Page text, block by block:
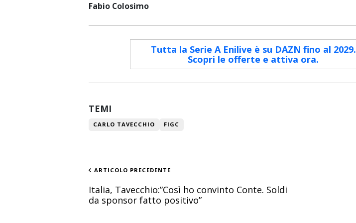
Fabio Colosimo
Tutta la Serie A Enilive è su DAZN fino al 2029.
Scopri le offerte e attiva ora.
TEMI
CARLO TAVECCHIO FIGC
ARTICOLO PRECEDENTE
Italia, Tavecchio:”Così ho convinto Conte. Soldi
da sponsor fatto positivo”